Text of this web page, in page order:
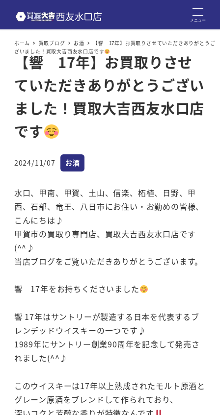
メニュー
ホーム 買取ブログ お酒
【響 17年】お買取りさせていただきありがとうご
ざいました！買取大吉西友水口店です
【響 17年】お買取りさせ
ていただきありがとうござい
ました！買取大吉西友水口店
です
投稿日
2024/11/07 カテゴリー
お酒
水口、甲南、甲賀、土山、信楽、柘植、日野、甲
西、石部、竜王、八日市にお住い・お勤めの皆様、
こんにちは♪
甲賀市の買取り専門店、買取大吉西友水口店です
(^^♪
当店ブログをご覧いただきありがとうございます。
響 17年をお持ちくださいました
響 17年はサントリーが製造する日本を代表するブ
レンデッドウイスキーの一つです♪
1989年にサントリー創業90周年を記念して発売さ
れました(^^♪
このウイスキーは17年以上熟成されたモルト原酒と
グレーン原酒をブレンドして作られており、